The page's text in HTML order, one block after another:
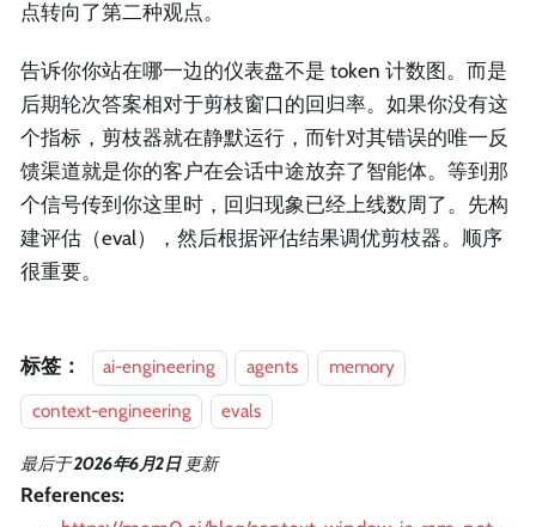
点转向了第二种观点。
告诉你你站在哪一边的仪表盘不是 token 计数图。而是
后期轮次答案相对于剪枝窗口的回归率。如果你没有这
个指标，剪枝器就在静默运行，而针对其错误的唯一反
馈渠道就是你的客户在会话中途放弃了智能体。等到那
个信号传到你这里时，回归现象已经上线数周了。先构
建评估（eval），然后根据评估结果调优剪枝器。顺序
很重要。
标签： ai-engineering agents
memory
context-engineering
evals
最后于2026年6月2日 更新
References: